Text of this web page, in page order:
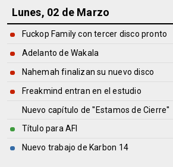
Lunes, 02 de Marzo
Fuckop Family con tercer disco pronto
Adelanto de Wakala
Nahemah finalizan su nuevo disco
Freakmind entran en el estudio
Nuevo capítulo de ''Estamos de Cierre''
Título para AFI
Nuevo trabajo de Karbon 14